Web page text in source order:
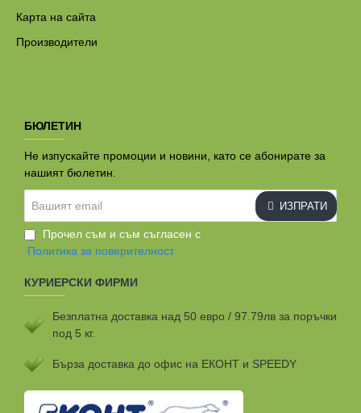
Карта на сайта
Производители
БЮЛЕТИН
Не изпускайте промоции и новини, като се абонирате за
нашият бюлетин.
email
ИЗПРАТИ
Прочел съм и съм съгласен с
Политика за поверителност
КУРИЕРСКИ ФИРМИ
Безплатна доставка над 50 евро / 97.79лв за поръчки
под 5 кг.
Бързa доставка до офис на ЕКОНТ и SPEEDY